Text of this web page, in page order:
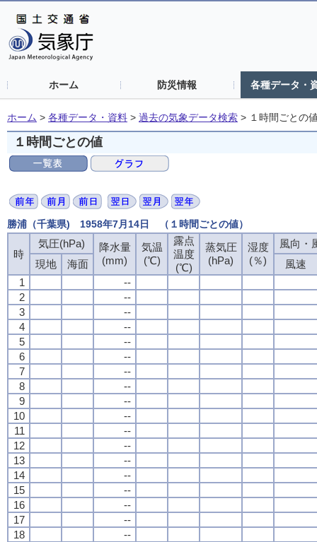
ホーム 防災情報 各種データ・
ホーム > 各種データ・資料 > 過去の気象データ検索 > １時間ごとの
１時間ごとの値
勝浦（千葉県) 1958年7月14日 （１時間ごとの値）
時
気圧(hPa)
降水量
(mm)
気温
(℃)
露点
温度
(℃)
蒸気圧
(hPa)
湿度
(％)
風向・
現地
海面
風速
1
--
2
--
3
--
4
--
5
--
6
--
7
--
8
--
9
--
10
--
11
--
12
--
13
--
14
--
15
--
16
--
17
--
18
--